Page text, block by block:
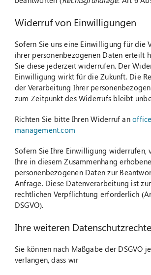
Widerruf von Einwilligungen
Sofern Sie uns eine Einwilligung für die
ihrer personenbezogenen Daten erteilt
Sie diese jederzeit widerrufen. Der
Einwilligung wirkt für die Zukunft. Die
der Verarbeitung Ihrer
zum Zeitpunkt des Widerrufs bleibt
Richten Sie bitte Ihren Widerruf an
management.com
Sofern Sie Ihre Einwilligung widerrufen,
Ihre in diesem Zusammenhang
personenbezogenen Daten zur
Anfrage. Diese Datenverarbeitung ist
rechtlichen Verpflichtung erforderlich
DSGVO).
Ihre weiteren Datenschutzrechte
Sie können nach Maßgabe der DSGVO
verlangen, dass wir